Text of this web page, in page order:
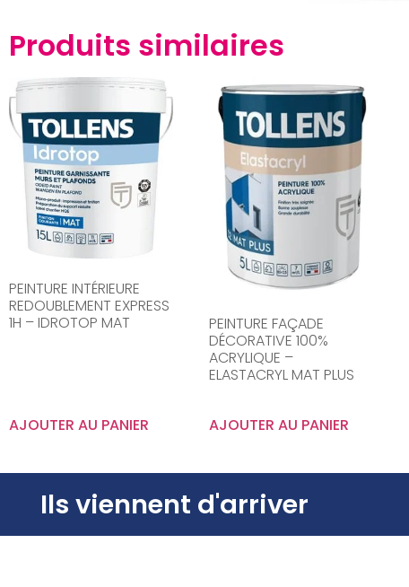
Produits similaires
PEINTURE INTÉRIEURE
REDOUBLEMENT EXPRESS
1H – IDROTOP MAT
AJOUTER AU PANIER
PEINTURE FAÇADE
DÉCORATIVE 100%
ACRYLIQUE –
ELASTACRYL MAT PLUS
AJOUTER AU PANIER
Ils viennent d'arriver